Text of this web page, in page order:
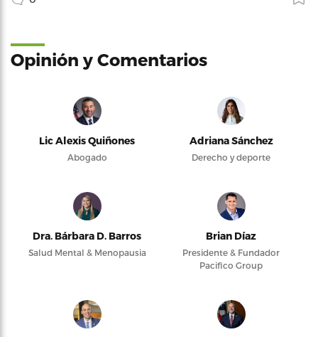
Opinión y Comentarios
Lic Alexis Quiñones
Abogado
Adriana Sánchez
Derecho y deporte
Dra. Bárbara D. Barros
Salud Mental & Menopausia
Brian Díaz
Presidente & Fundador
Pacifico Group